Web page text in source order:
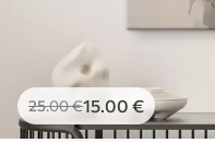
25.00€15.00 €